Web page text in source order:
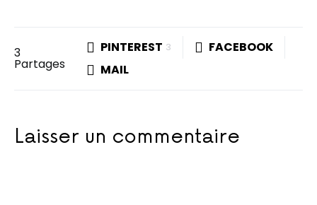
3
Partages
PINTEREST 3
FACEBOOK
MAIL
Laisser un commentaire